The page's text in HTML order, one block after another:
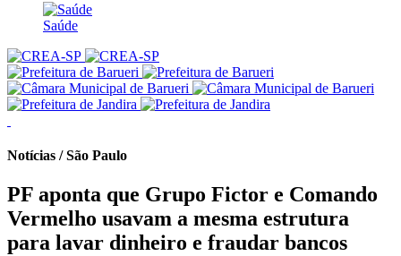
Saúde
Notícias / São Paulo
PF aponta que Grupo Fictor e Comando
Vermelho usavam a mesma estrutura
para lavar dinheiro e fraudar bancos